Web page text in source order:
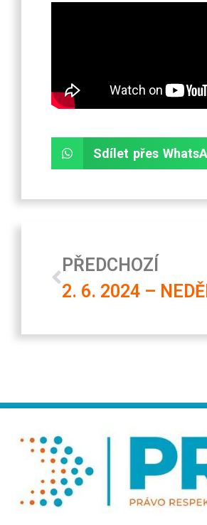
Sdílet přes
PŘEDCHOZÍ
2. 6. 2024 –